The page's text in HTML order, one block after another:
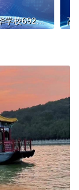
直通清北，精华学校692分学子谈复读